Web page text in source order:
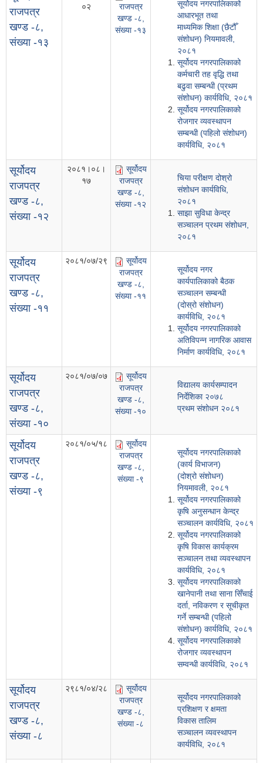
राजपत्र
खण्ड -८,
संख्या -१३
०२
राजपत्र
खण्ड -८,
संख्या -१३
सूर्योदय नगरपालिकाको
आधारभूत तथा
माध्यमिक शिक्षा (छैटौँ
संशोधन) नियमावली,
२०८१
सूर्योदय नगरपालिकाको
कर्मचारी तह वृद्धि तथा
बढुवा सम्बन्धी (प्रथम
संशोधन) कार्यविधि, २०८१
सूर्योदय नगरपालिकाको
रोजगार व्यवस्थापन
सम्बन्धी (पहिलो संशोधन)
कार्यविधि, २०८१
सूर्योदय
राजपत्र
खण्ड -८,
संख्या -१२
२०८१।०८।
१७
सूर्योदय
राजपत्र
खण्ड -८,
संख्या -१२
चिया परीक्षण दोश्रो
संशोधन कार्यविधि,
२०८१
साझा सुविधा केन्द्र
सञ्चालन प्रथम संशोधन,
२०८१
सूर्योदय
राजपत्र
खण्ड -८,
संख्या -११
२०८१/०७/२९
सूर्योदय
राजपत्र
खण्ड -८,
संख्या -११
सूर्योदय नगर
कार्यपालिकाको बैठक
सञ्चालन सम्बन्धी
(दोस्रो संशोधन)
कार्यविधि, २०८१
सूर्योदय नगरपालिकाको
अतिविपन्न नागरिक आवास
निर्माण कार्यविधि, २०८१
सूर्योदय
राजपत्र
खण्ड -८,
संख्या -१०
२०८१/०७/०७
सूर्योदय
राजपत्र
खण्ड -८,
संख्या -१०
विद्यालय कार्यसम्पादन
निर्देशिका २०७८
प्रथम संशोधन २०८१
सूर्योदय
राजपत्र
खण्ड -८,
संख्या -९
२०८१/०५/१८
सूर्योदय
राजपत्र
खण्ड -८,
संख्या -९
सूर्योदय नगरपालिकाको
(कार्य विभाजन)
(दोश्रो संशोधन)
नियमावली, २०८१
सूर्योदय नगरपालिकाको
कृषि अनुसन्धान केन्द्र
सञ्चालन कार्यविधि, २०८१
सूर्योदय नगरपालिकाको
कृषि विकास कार्यक्रम
सञ्चालन तथा व्यवस्थापन
कार्यविधि, २०८१
सूर्योदय नगरपालिकाको
खानेपानी तथा साना सिँचाई
दर्ता, नविकरण र सूचीकृत
गर्ने सम्बन्धी (पहिलो
संशोधन) कार्यविधि, २०८१
सूर्योदय नगरपालिकाको
रोजगार व्यवस्थापन
सम्वन्धी कार्यविधि, २०८१
सूर्योदय
राजपत्र
खण्ड -८,
संख्या -८
२९८१/०४/२८
सूर्योदय
राजपत्र
खण्ड -८,
संख्या -८
सूर्योदय नगरपालिकाको
प्रशिक्षण र क्षमता
विकास तालिम
सञ्चालन व्यवस्थापन
कार्यविधि, २०८१